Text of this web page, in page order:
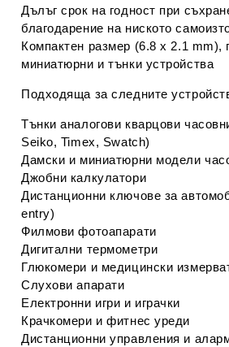
Дълъг срок на годност при
благодарение на ниското
Компактен размер (6.8 x 2.1 mm),
миниатюрни и тънки устройства
Подходяща за следните
Тънки аналогови кварцови
Seiko, Timex, Swatch)
Дамски и миниатюрни модели
Джобни калкулатори
Дистанционни ключове за
entry)
Филмови фотоапарати
Дигитални термометри
Глюкомери и медицински
Слухови апарати
Електронни игри и играчки
Крачкомери и фитнес уреди
Дистанционни управления и